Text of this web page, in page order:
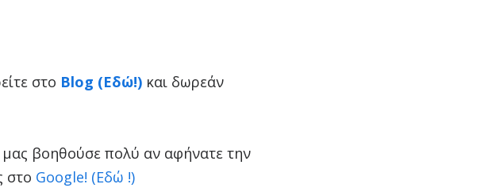
στο Blog (Εδώ!) και δωρεάν
μας βοηθούσε πολύ αν αφήνατε την
στο Google! (Εδώ !)